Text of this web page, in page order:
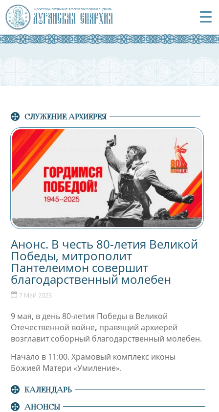
СЛУЖЕНИЕ АРХИЕРЕЯ
Анонс. В честь 80-летия Великой
Победы, митрополит
Пантелеимон совершит
благодарственный молебен
7 Май 2025
9 мая, в день 80-летия Победы в Великой
Отечественной войне, правящий архиерей
возглавит соборный благодарственный молебен.
Начало в 11:00. Храмовый комплекс иконы
Божией Матери «Умиление».
КАЛЕНДАРЬ
АНОНСЫ